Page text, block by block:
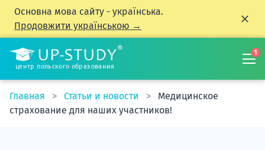
Основна мова сайту - українська.
Продовжити українською →
центр польского образования
1
Главная Статьи и новости
Медицинское
страхование для наших участников!